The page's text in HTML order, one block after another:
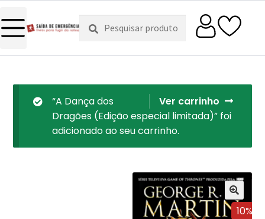
Pesquisar
por:
Pesquisa
Ver carrinho
“A Dança dos
Dragões (Edição especial limitada)” foi
adicionado ao seu carrinho.
10%